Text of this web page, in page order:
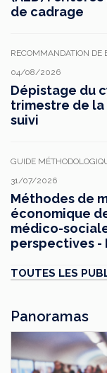
de cadrage
RECOMMANDATION DE
04/08/2026
Dépistage du
trimestre de la
suivi
GUIDE
31/07/2026
Méthodes de
économique
médico-
perspectives -
TOUTES LES
Panoramas